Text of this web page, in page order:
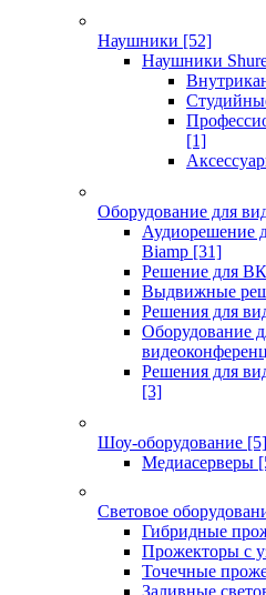
Наушники [52]
Наушники
[1]
Оборудование для
Аудиорешение
Biamp [31]
Решение для
Выдвижные
Решения для
Оборудование
Решения для
[3]
Шоу-оборудование [5]
Медиасерверы
Световое
Гибридные
Прожекторы с
Точечные
Заливные